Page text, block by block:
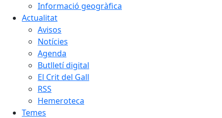
Informació geogràfica
Actualitat
Avisos
Notícies
Agenda
Butlletí digital
El Crit del Gall
RSS
Hemeroteca
Temes